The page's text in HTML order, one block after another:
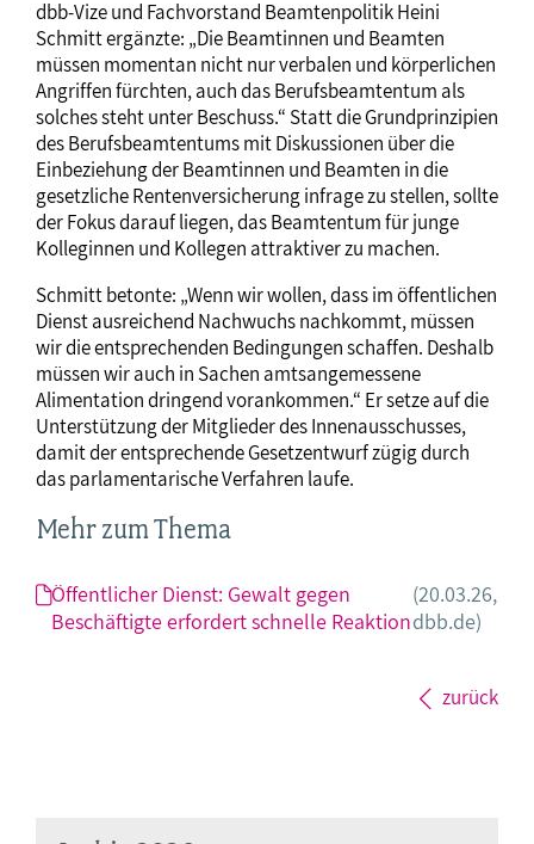
dbb-Vize und Fachvorstand Beamtenpolitik Heini
Schmitt ergänzte: „Die Beamtinnen und Beamten
müssen momentan nicht nur verbalen und körperlichen
Angriffen fürchten, auch das Berufsbeamtentum als
solches steht unter Beschuss.“ Statt die Grundprinzipien
des Berufsbeamtentums mit Diskussionen über die
Einbeziehung der Beamtinnen und Beamten in die
gesetzliche Rentenversicherung infrage zu stellen, sollte
der Fokus darauf liegen, das Beamtentum für junge
Kolleginnen und Kollegen attraktiver zu machen.
Schmitt betonte: „Wenn wir wollen, dass im öffentlichen
Dienst ausreichend Nachwuchs nachkommt, müssen
wir die entsprechenden Bedingungen schaffen. Deshalb
müssen wir auch in Sachen amtsangemessene
Alimentation dringend vorankommen.“ Er setze auf die
Unterstützung der Mitglieder des Innenausschusses,
damit der entsprechende Gesetzentwurf zügig durch
das parlamentarische Verfahren laufe.
Mehr zum Thema
Öffentlicher Dienst: Gewalt gegen
Beschäftigte erfordert schnelle Reaktion
(20.03.26,
dbb.de)
zurück